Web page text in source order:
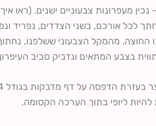
– נכין מעפרונות צבעוניים ישנים. (ראו
לכל אורכם, בשני הצדדים, נפריד
החוצה. מהמקל הצבעוני ששלפנו,
בצבע המתאים ונדביק סביב
ליופי בתוך הערכה הקסומה.